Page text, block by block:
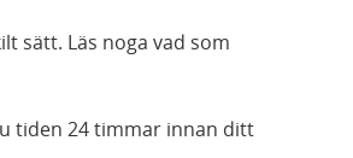
sätt. Läs noga vad som
tiden 24 timmar innan ditt